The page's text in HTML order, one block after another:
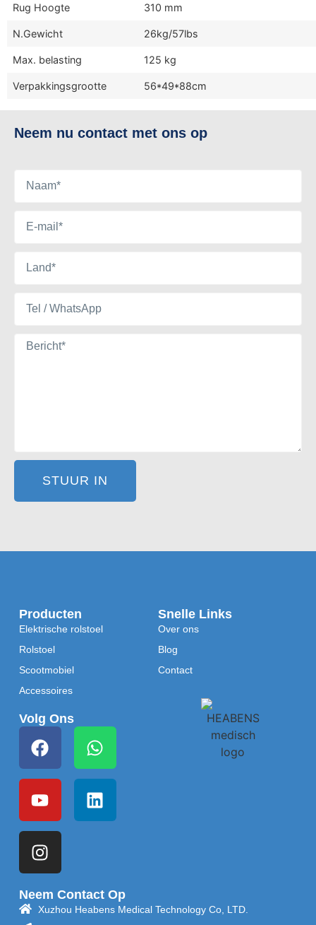
Rug Hoogte 310 mm
N.Gewicht 26kg/57lbs
Max. belasting 125 kg
Verpakkingsgrootte 56*49*88cm
Neem nu contact met ons op
STUUR IN
Neem Contact Op
Xuzhou Heabens Medical Technology Co, LTD.
Producten
Elektrische rolstoel
Rolstoel
Scootmobiel
Accessoires
Snelle Links
Over ons
Blog
Contact
Volg Ons